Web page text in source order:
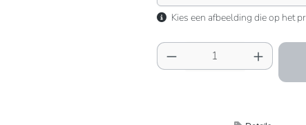
Kies een afbeelding die op het